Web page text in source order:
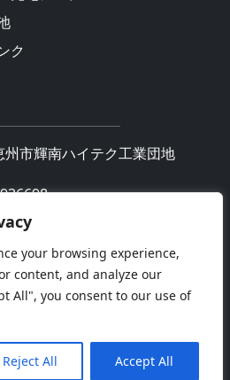
your browsing experience,
content, and analyze our
All", you consent to our use of
Reject All Accept All
ク
市輝南ハイテク工業団地
バシーポリシー
著作権所有。
WhatsApp
共